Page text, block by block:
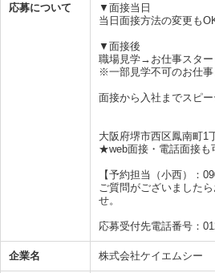
応募について
▼面接当日
当日面接方法の変更も
▼面接後
職場見学→お仕事スター
※一部見学不可のお仕事
面接から入社までスピ
大阪府堺市西区鳳南町
★web面接・電話面接
【予約担当（小西）：
ご質問がございました
せ。
応募受付先電話番号：
企業名 株式会社ケイエムシー